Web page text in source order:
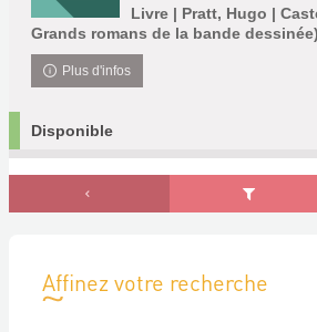
Livre | Pratt, Hugo |
Grands romans de la bande dessinée)
Plus d'infos
Disponible
Affinez votre recherche